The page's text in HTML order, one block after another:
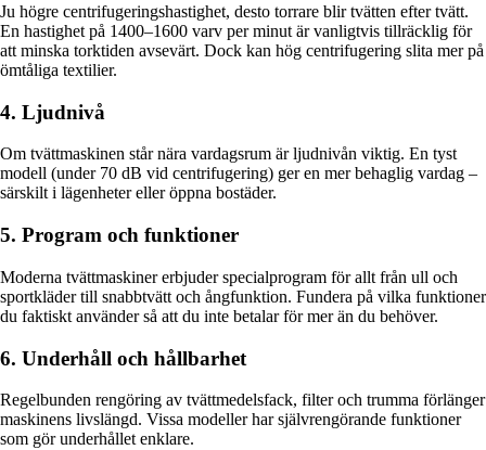
Ju högre centrifugeringshastighet, desto torrare blir tvätten efter tvätt.
En hastighet på 1400–1600 varv per minut är vanligtvis tillräcklig för
att minska torktiden avsevärt. Dock kan hög centrifugering slita mer på
ömtåliga textilier.
4. Ljudnivå
Om tvättmaskinen står nära vardagsrum är ljudnivån viktig. En tyst
modell (under 70 dB vid centrifugering) ger en mer behaglig vardag –
särskilt i lägenheter eller öppna bostäder.
5. Program och funktioner
Moderna tvättmaskiner erbjuder specialprogram för allt från ull och
sportkläder till snabbtvätt och ångfunktion. Fundera på vilka funktioner
du faktiskt använder så att du inte betalar för mer än du behöver.
6. Underhåll och hållbarhet
Regelbunden rengöring av tvättmedelsfack, filter och trumma förlänger
maskinens livslängd. Vissa modeller har självrengörande funktioner
som gör underhållet enklare.